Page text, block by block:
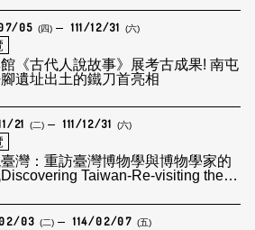
05 (四) 111/12/31 (六)
《古代人說故事》展考古成果! 南屯
遺址出土的鐵刀首亮相
21 (二) 111/12/31 (六)
灣：重訪臺灣博物學與博物學家的
Taiwan-Re-visiting the
03 (二) 114/02/07 (五)